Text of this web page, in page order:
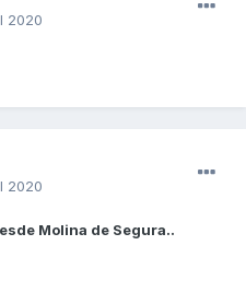
2020
2020
Molina de Segura..